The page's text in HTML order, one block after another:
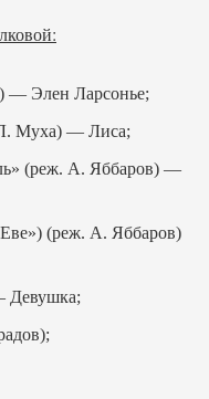
— Элен Ларсонье;
Л. Муха) — Лиса;
(реж. А. Яббаров) —
(реж. А. Яббаров)
Девушка;